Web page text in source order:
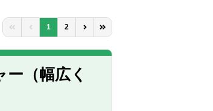
1 2
（幅広く